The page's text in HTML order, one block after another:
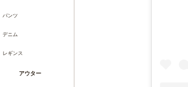
パンツ
デニム
レギンス
アウター